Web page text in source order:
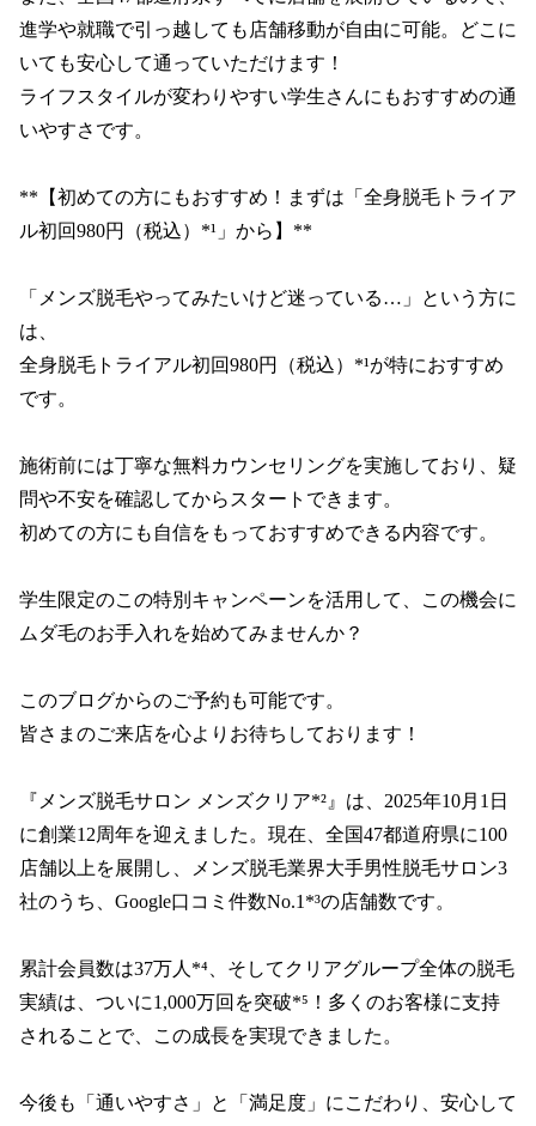
進学や就職で引っ越しても店舗移動が自由に可能。どこに
いても安心して通っていただけます！
ライフスタイルが変わりやすい学生さんにもおすすめの通
いやすさです。
**【初めての方にもおすすめ！まずは「全身脱毛トライア
ル初回980円（税込）*¹」から】**
「メンズ脱毛やってみたいけど迷っている…」という方に
は、
全身脱毛トライアル初回980円（税込）*¹が特におすすめ
です。
施術前には丁寧な無料カウンセリングを実施しており、疑
問や不安を確認してからスタートできます。
初めての方にも自信をもっておすすめできる内容です。
学生限定のこの特別キャンペーンを活用して、この機会に
ムダ毛のお手入れを始めてみませんか？
このブログからのご予約も可能です。
皆さまのご来店を心よりお待ちしております！
『メンズ脱毛サロン メンズクリア*²』は、2025年10月1日
に創業12周年を迎えました。現在、全国47都道府県に100
店舗以上を展開し、メンズ脱毛業界大手男性脱毛サロン3
社のうち、Google口コミ件数No.1*³の店舗数です。
累計会員数は37万人*⁴、そしてクリアグループ全体の脱毛
実績は、ついに1,000万回を突破*⁵！多くのお客様に支持
されることで、この成長を実現できました。
今後も「通いやすさ」と「満足度」にこだわり、安心して